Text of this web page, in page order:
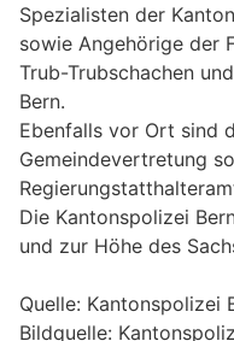
Spezialisten der
sowie Angehörige der
Trub-Trubschachen
Bern.
Ebenfalls vor Ort sind
Gemeindevertretung
Die Kantonspolizei
und zur Höhe des
Quelle: Kantonspolizei
Bildquelle: